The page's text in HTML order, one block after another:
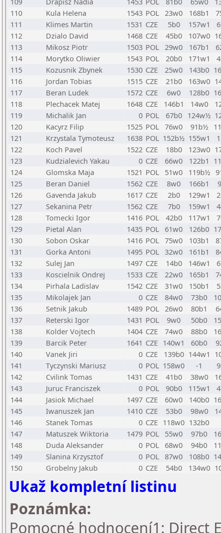
110
Kula Helena 1543 POL 23w0 168b1
111
Klimes Martin 1531 CZE 5b0 157w1
112
Dzialo David 1468 CZE 45b0 107w0
113
Mikosz Piotr 1503 POL 29w0 167b1
114
Morytko Oliwier 1543 POL 20b0 171w1
115
Kozusnik Zbynek 1530 CZE 25w0 143b0
116
Jordan Tobias 1515 CZE 21b0 163w0
117
Beran Ludek 1572 CZE 6w0 128b0
118
Plechacek Matej 1648 CZE 146b1 14w0
119
Michalik Jan 0 POL 67b0 124w½
120
Kacyrz Filip 1525 POL 76w0 91b½
121
Krzystala Tymoteusz 1638 POL 152b½ 155w1
122
Koch Pavel 1522 CZE 18b0 123w0
123
Kudzialevich Yakau 0 CZE 66w0 122b1
124
Glomska Maja 1521 POL 51w0 119b½
125
Beran Daniel 1562 CZE 8w0 166b1
126
Gavenda Jakub 1617 CZE 2b0 129w1
127
Sekanina Petr 1562 CZE 7b0 159w1
128
Tomecki Igor 1416 POL 42b0 117w1
129
Pietal Alan 1435 POL 61w0 126b0
130
Sobon Oskar 1416 POL 75w0 103b1
131
Gorka Antoni 1495 POL 32w0 161b1
132
Sulej Jan 1497 CZE 14b0 146w1
133
Koscielnik Ondrej 1533 CZE 22w0 165b1
134
Pirhala Ladislav 1542 CZE 31w0 150b1
135
Mikolajek Jan 0 CZE 84w0 73b0
136
Setnik Jakub 1489 POL 26w0 80b1
137
Reterski Igor 1431 POL 9w0 50b0
138
Kolder Vojtech 1404 CZE 74w0 88b0
139
Barcik Peter 1641 CZE 140w1 60b0
140
Vanek Jiri 0 CZE 139b0 144w1
141
Tyczynski Mariusz 0 POL 158w0 -1
142
Cvilink Tomas 1431 CZE 41b0 38w0
143
Juruc Franciszek 0 POL 90b0 115w1
144
Jasiok Michael 1497 CZE 60w0 140b0
145
Iwanuszek Jan 1410 CZE 53b0 98w0
146
Stanek Tomas 0 CZE 118w0 132b0
147
Matuszek Wiktoria 1479 POL 55w0 97b0
148
Duda Aleksander 0 POL 68w0 94b0
149
Slanina Krzysztof 0 POL 87w0 108b0
150
Grobelny Jakub 0 CZE 54b0 134w0
Ukaž kompletní listinu
Poznámka:
Pomocné hodnocení1: Direct